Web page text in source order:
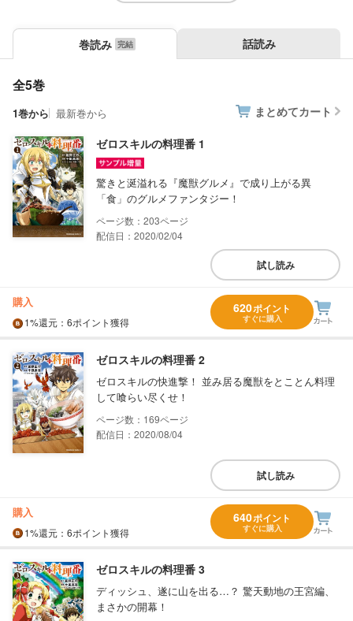
巻読み 話読み
全5巻
1巻から 最新巻から まとめてカート
ゼロスキルの料理番 1
驚きと涎溢れる『魔獣グルメ』で成り上がる異
「食」のグルメファンタジー！
203
配信日：2020/02/04
試し読み
購入
1%還元 ：6ポイント獲得
620ポイント
すぐに購入
ゼロスキルの料理番 2
ゼロスキルの快進撃！ 並み居る魔獣をとことん料理
して喰らい尽くせ！
169
配信日：2020/08/04
試し読み
購入
1%還元 ：6ポイント獲得
640ポイント
すぐに購入
ゼロスキルの料理番 3
ディッシュ、遂に山を出る…？ 驚天動地の王宮編、
まさかの開幕！